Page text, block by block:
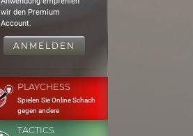
wir den Premium
Account.
ANMELDEN
PLAYCHESS
Spielen Sie Online Schach
gegen andere
TACTICS